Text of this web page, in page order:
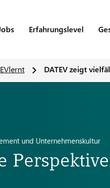
Erfahrungslevel
DATEV zeigt
und Unternehmenskultur